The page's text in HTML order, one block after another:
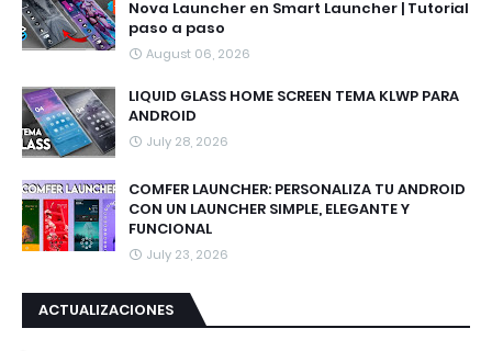
Nova Launcher en Smart Launcher | Tutorial
paso a paso
August 06, 2026
LIQUID GLASS HOME SCREEN TEMA KLWP PARA
ANDROID
July 28, 2026
COMFER LAUNCHER: PERSONALIZA TU ANDROID
CON UN LAUNCHER SIMPLE, ELEGANTE Y
FUNCIONAL
July 23, 2026
ACTUALIZACIONES